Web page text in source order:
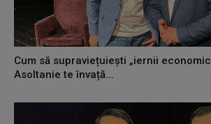
Cum să supraviețuiești „iernii
Asoltanie te învață...